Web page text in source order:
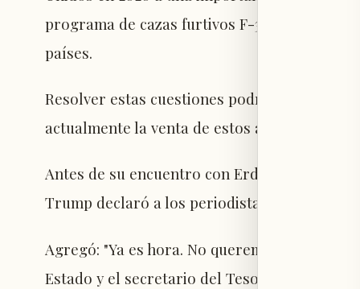
programa de cazas furtivos F-35 continúan
países.
Resolver estas cuestiones podría ser clave
actualmente la venta de estos aviones está
Antes de su encuentro con Erdogan en
Trump declaró a los periodistas que
Agregó: "Ya es hora. No queremos castigar a
Estado y el secretario del Tesoro están